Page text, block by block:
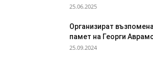
25.06.2025
Организират
памет на Георги
25.09.2024